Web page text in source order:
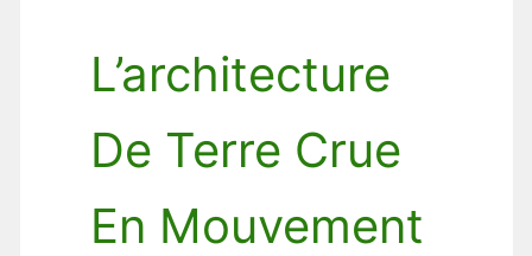
L’architecture
De Terre Crue
En Mouvement